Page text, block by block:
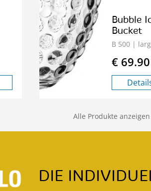
Bubble
Bucket
B 500 |
€ 69.90
Alle Produkte anzeigen
DIE